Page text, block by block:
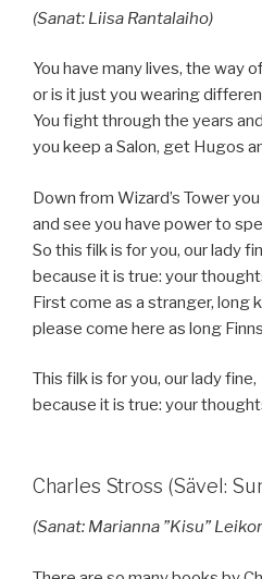
(Sanat: Liisa Rantalaiho)
You have many lives, the way
or is it just you wearing
You fight through the years
you keep a Salon, get Hugos
Down from Wizard’s Tower
and see you have power to
So this filk is for you, our lady
because it is true: your
First come as a stranger, long
please come here as long
This filk is for you, our lady fine,
because it is true: your
Charles Stross (Sävel:
(Sanat: Marianna ”Kisu”